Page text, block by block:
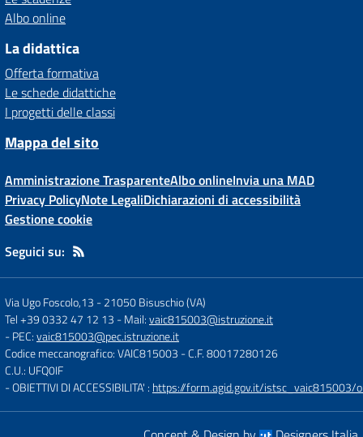
Albo online
La didattica
Offerta formativa
Le schede didattiche
I progetti delle classi
Mappa del sito
Amministrazione TrasparenteAlbo onlineInvia una MAD
Privacy PolicyNote LegaliDichiarazioni di accessibilità
Gestione cookie
Seguici su:
Via Ugo Foscolo,13 -21050 Bisuschio (VA)
Tel +39 0332 47 12 13 - Mail:vaic815003@istruzione.it
- PEC:vaic815003@pec.istruzione.it
Codice meccanografico: VAIC815003 - C.F. 80017280126
C.U.: UFQ0IF
- OBIETTIVI DI ACCESSIBILITA' : https://form.agid.gov.it/istsc_vaic815003/